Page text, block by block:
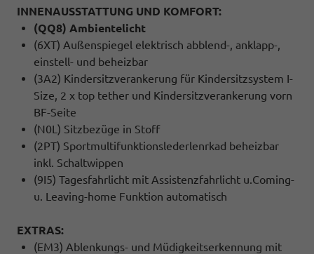
INNENAUSSTATTUNG UND KOMFORT:
(QQ8) Ambientelicht
(6XT) Außenspiegel elektrisch abblend-, anklapp-,
einstell- und beheizbar
(3A2) Kindersitzverankerung für Kindersitzsystem I-
Size, 2 x top tether und Kindersitzverankerung vorn
BF-Seite
(N0L) Sitzbezüge in Stoff
(2PT) Sportmultifunktionslederlenrkad beheizbar
inkl. Schaltwippen
(9I5) Tagesfahrlicht mit Assistenzfahrlicht u.Coming-
u. Leaving-home Funktion automatisch
EXTRAS:
(EM3) Ablenkungs- und Müdigkeitserkennung mit